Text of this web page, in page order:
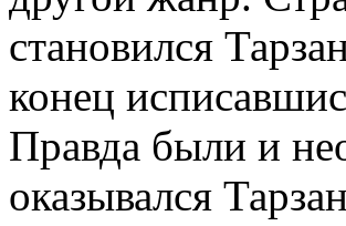
становился
конец
Правда были и
оказывался